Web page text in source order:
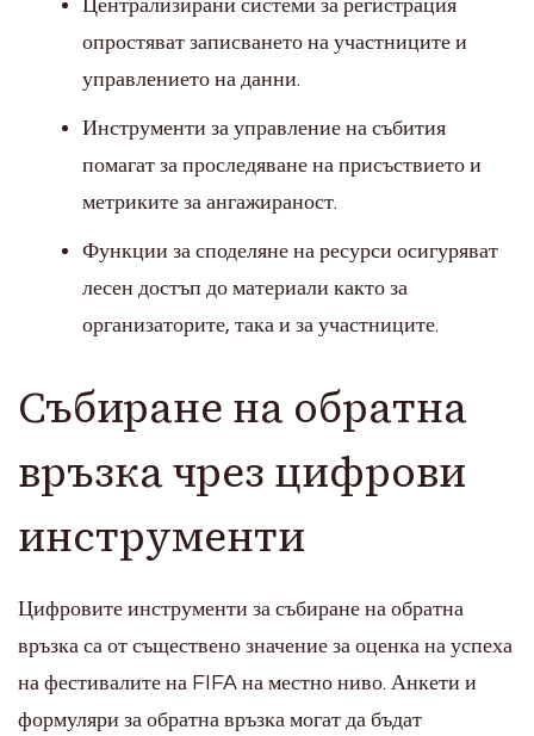
Централизирани системи за регистрация
опростяват записването на участниците и
управлението на данни.
Инструменти за управление на събития
помагат за проследяване на присъствието и
метриките за ангажираност.
Функции за споделяне на ресурси осигуряват
лесен достъп до материали както за
организаторите, така и за участниците.
Събиране на обратна
връзка чрез цифрови
инструменти
Цифровите инструменти за събиране на обратна
връзка са от съществено значение за оценка на успеха
на фестивалите на FIFA на местно ниво. Анкети и
формуляри за обратна връзка могат да бъдат